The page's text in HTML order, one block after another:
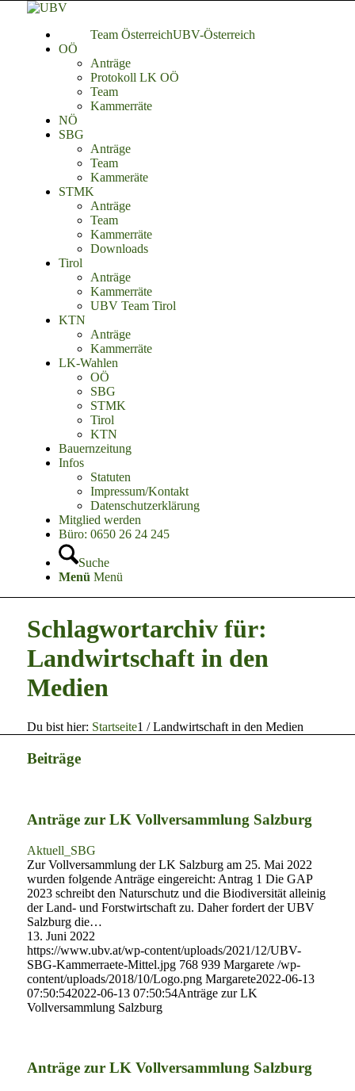
UBV-Österreich
Team Österreich
OÖ
Anträge
Protokoll LK OÖ
Team
Kammerräte
NÖ
SBG
Anträge
Team
Kammeräte
STMK
Anträge
Team
Kammerräte
Downloads
Tirol
Anträge
Kammerräte
UBV Team Tirol
KTN
Anträge
Kammerräte
LK-Wahlen
OÖ
SBG
STMK
Tirol
KTN
Bauernzeitung
Infos
Statuten
Impressum/Kontakt
Datenschutzerklärung
Mitglied werden
Büro: 0650 26 24 245
Suche
Menü Menü
Schlagwortarchiv für:
Landwirtschaft in den
Medien
Du bist hier: Startseite1 / Landwirtschaft in den Medien
Beiträge
Anträge zur LK Vollversammlung Salzburg
Aktuell_SBG
Zur Vollversammlung der LK Salzburg am 25. Mai 2022
wurden folgende Anträge eingereicht: Antrag 1 Die GAP
2023 schreibt den Naturschutz und die Biodiversität alleinig
der Land- und Forstwirtschaft zu. Daher fordert der UBV
Salzburg die…
13. Juni 2022
https://www.ubv.at/wp-content/uploads/2021/12/UBV-
SBG-Kammerraete-Mittel.jpg 768 939 Margarete /wp-
content/uploads/2018/10/Logo.png Margarete2022-06-13
07:50:542022-06-13 07:50:54Anträge zur LK
Vollversammlung Salzburg
Anträge zur LK Vollversammlung Salzburg